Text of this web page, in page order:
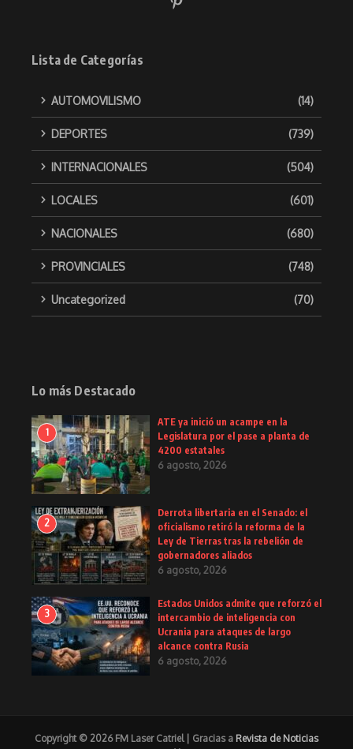
Lista de Categorías
AUTOMOVILISMO (14)
DEPORTES (739)
INTERNACIONALES (504)
LOCALES (601)
NACIONALES (680)
PROVINCIALES (748)
Uncategorized (70)
Lo más Destacado
1
ATE ya inició un acampe en la
Legislatura por el pase a planta de
4200 estatales
6 agosto, 2026
2
Derrota libertaria en el Senado: el
oficialismo retiró la reforma de la
Ley de Tierras tras la rebelión de
gobernadores aliados
6 agosto, 2026
3
Estados Unidos admite que reforzó el
intercambio de inteligencia con
Ucrania para ataques de largo
alcance contra Rusia
6 agosto, 2026
Copyright © 2026 FM Laser Catriel | Gracias a Revista de Noticias